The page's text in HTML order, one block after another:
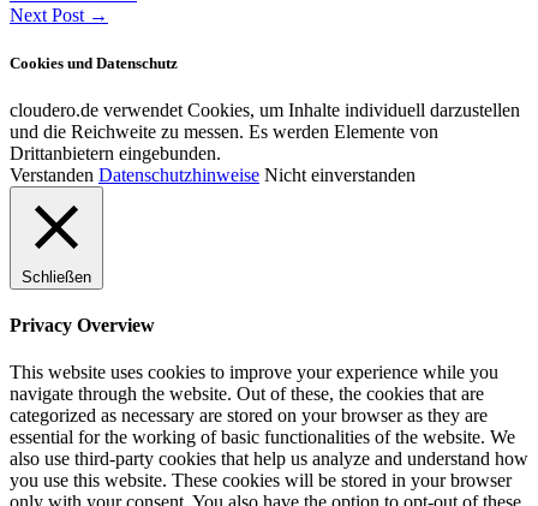
Next Post →
Cookies und Datenschutz
cloudero.de verwendet Cookies, um Inhalte individuell darzustellen
und die Reichweite zu messen. Es werden Elemente von
Drittanbietern eingebunden.
Verstanden Datenschutzhinweise Nicht einverstanden
Schließen
Privacy Overview
This website uses cookies to improve your experience while you
navigate through the website. Out of these, the cookies that are
categorized as necessary are stored on your browser as they are
essential for the working of basic functionalities of the website. We
also use third-party cookies that help us analyze and understand how
you use this website. These cookies will be stored in your browser